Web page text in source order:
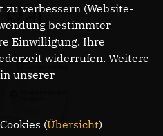
MdL
zu verbessern (Website-
bestimmter
Einwilligung. Ihre
widerrufen. Weitere
unserer
(Übersicht)